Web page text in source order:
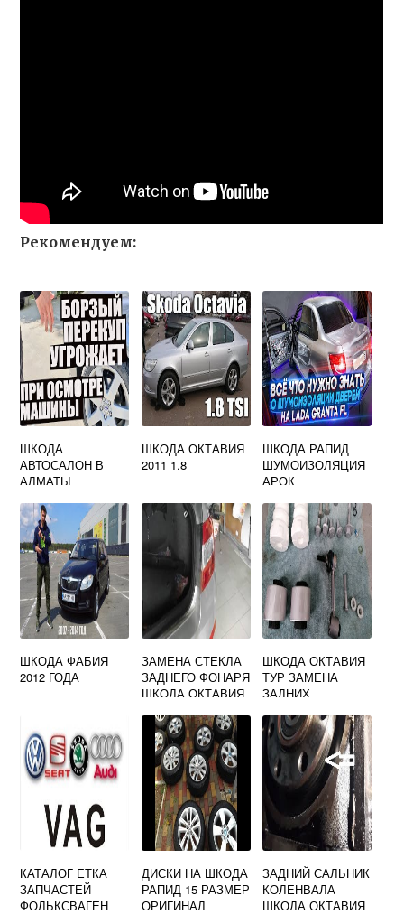
Рекомендуем:
ШКОДА
АВТОСАЛОН В
АЛМАТЫ
ШКОДА ОКТАВИЯ
2011 1.8
ШКОДА РАПИД
ШУМОИЗОЛЯЦИЯ
АРОК
ШКОДА ФАБИЯ
2012 ГОДА
ЗАМЕНА СТЕКЛА
ЗАДНЕГО ФОНАРЯ
ШКОДА ОКТАВИЯ
ШКОДА ОКТАВИЯ
ТУР ЗАМЕНА
ЗАДНИХ
КАТАЛОГ ЕТКА
ЗАПЧАСТЕЙ
ФОЛЬКСВАГЕН
ДИСКИ НА ШКОДА
РАПИД 15 РАЗМЕР
ОРИГИНАЛ
ЗАДНИЙ САЛЬНИК
КОЛЕНВАЛА
ШКОДА ОКТАВИЯ